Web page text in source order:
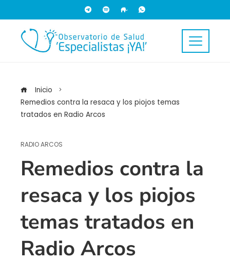
Inicio
Remedios contra la resaca y los piojos temas
tratados en Radio Arcos
RADIO ARCOS
Remedios contra la
resaca y los piojos
temas tratados en
Radio Arcos